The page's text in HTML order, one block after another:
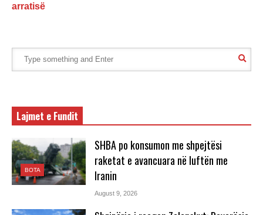
arratisë
Lajmet e Fundit
BOTA
SHBA po konsumon me shpejtësi
raketat e avancuara në luftën me
Iranin
August 9, 2026